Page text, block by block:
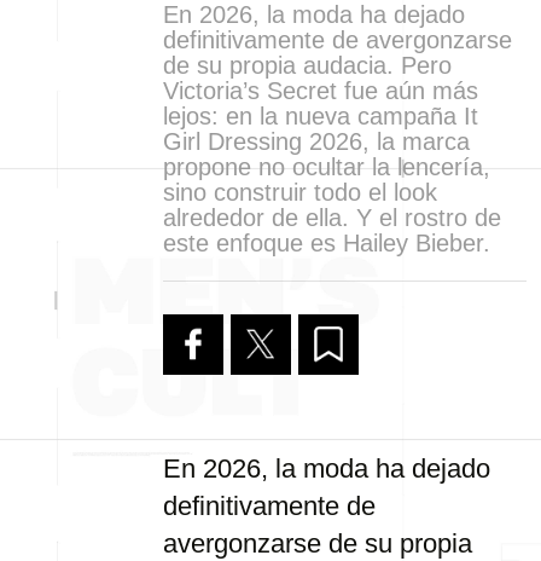
En 2026, la moda ha dejado
definitivamente de avergonzarse
de su propia audacia. Pero
Victoria’s Secret fue aún más
lejos: en la nueva campaña It
Girl Dressing 2026, la marca
propone no ocultar la lencería,
sino construir todo el look
alrededor de ella. Y el rostro de
este enfoque es Hailey Bieber.
En 2026, la moda ha dejado
definitivamente de
avergonzarse de su propia